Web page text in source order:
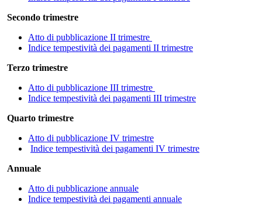
Secondo trimestre
Atto di pubblicazione II trimestre
Indice tempestività dei pagamenti II trimestre
Terzo trimestre
Atto di pubblicazione III trimestre
Indice tempestività dei pagamenti III trimestre
Quarto trimestre
Atto di pubblicazione IV trimestre
Indice tempestività dei pagamenti IV trimestre
Annuale
Atto di pubblicazione annuale
Indice tempestività dei pagamenti annuale